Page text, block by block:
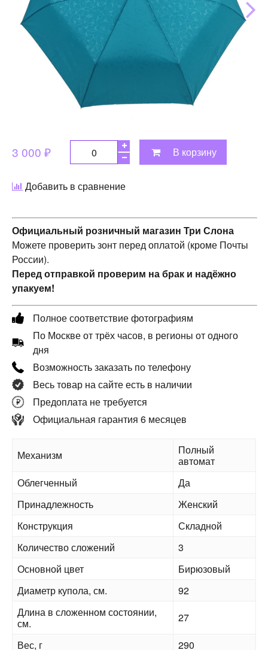
3 000 ₽ В корзину
Добавить в сравнение
Официальный розничный магазин Три Слона
Можете проверить зонт перед оплатой (кроме Почты
России).
Перед отправкой проверим на брак и надёжно
упакуем!
Полное соответствие фотографиям
По Москве от трёх часов, в регионы от одного
дня
Возможность заказать по телефону
Весь товар на сайте есть в наличии
Предоплата не требуется
Официальная гарантия 6 месяцев
Механизм
Полный
автомат
Облегченный
Да
Принадлежность
Женский
Конструкция
Складной
Количество сложений
3
Основной цвет
Бирюзовый
Диаметр купола, см.
92
Длина в сложенном состоянии,
см.
27
Вес, г
290